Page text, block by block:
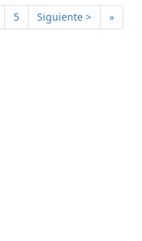
5 Siguiente > »